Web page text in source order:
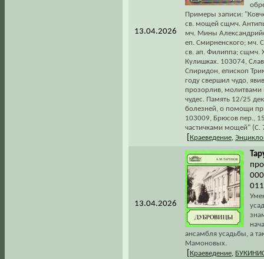
13.04.2026
Примеры записи:
св. мощей сщмч.
мч. Мины
еп. Смирненского; мч.
св. ап. Филиппа; сщмч.
Кулишках. 103074,
Спиридон, епископ
году свершил чудо,
прозорлив,
чудес. Память 12/25
болезней, о помощи
103009, Брюсов пер.,
частичками мощей" (С.
Краеведение
13.04.2026
ансамбля усадьбы, а
Мамоновых.
Краеведение